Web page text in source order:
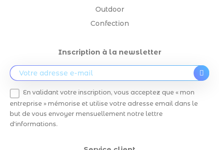
Outdoor
Confection
Inscription à la newsletter
En validant votre inscription, vous acceptez que « mon
entreprise » mémorise et utilise votre adresse email dans le
but de vous envoyer mensuellement notre lettre
d'informations.